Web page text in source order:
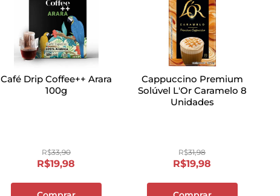
Café Drip Coffee++ Arara
100g
R$33,90
R$19,98
Cappuccino Premium
Solúvel L'Or Caramelo 8
Unidades
R$31,98
R$19,98